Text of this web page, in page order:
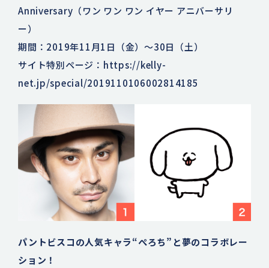
Anniversary（ワン ワン ワン イヤー アニバーサリ
ー）
期間：2019年11月1日（金）～30日（土）
サイト特別ページ： https://kelly-
net.jp/special/2019110106002814185
パントビスコの人気キャラ“ぺろち”と夢のコラボレー
ション！